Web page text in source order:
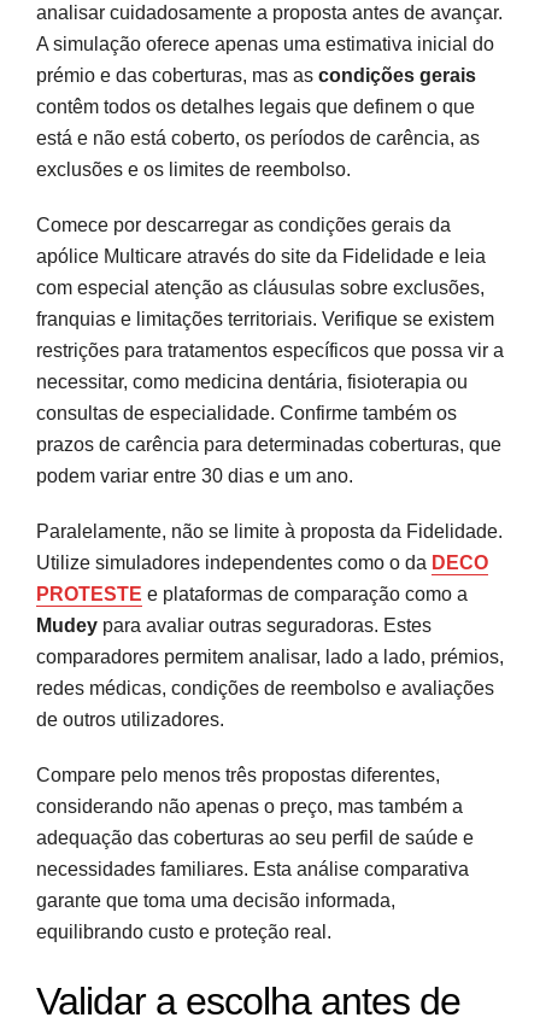
analisar cuidadosamente a proposta antes de avançar.
A simulação oferece apenas uma estimativa inicial do
prémio e das coberturas, mas as condições gerais
contêm todos os detalhes legais que definem o que
está e não está coberto, os períodos de carência, as
exclusões e os limites de reembolso.
Comece por descarregar as condições gerais da
apólice Multicare através do site da Fidelidade e leia
com especial atenção as cláusulas sobre exclusões,
franquias e limitações territoriais. Verifique se existem
restrições para tratamentos específicos que possa vir a
necessitar, como medicina dentária, fisioterapia ou
consultas de especialidade. Confirme também os
prazos de carência para determinadas coberturas, que
podem variar entre 30 dias e um ano.
Paralelamente, não se limite à proposta da Fidelidade.
Utilize simuladores independentes como o da DECO
PROTESTE e plataformas de comparação como a
Mudey para avaliar outras seguradoras. Estes
comparadores permitem analisar, lado a lado, prémios,
redes médicas, condições de reembolso e avaliações
de outros utilizadores.
Compare pelo menos três propostas diferentes,
considerando não apenas o preço, mas também a
adequação das coberturas ao seu perfil de saúde e
necessidades familiares. Esta análise comparativa
garante que toma uma decisão informada,
equilibrando custo e proteção real.
Validar a escolha antes de